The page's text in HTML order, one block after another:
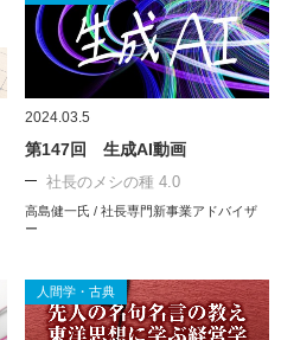
2024.03.5
第147回 生成AI動画
社長のメシの種 4.0
高島健一氏 / 社長専門新事業アドバイザ
ー
人間学・古典